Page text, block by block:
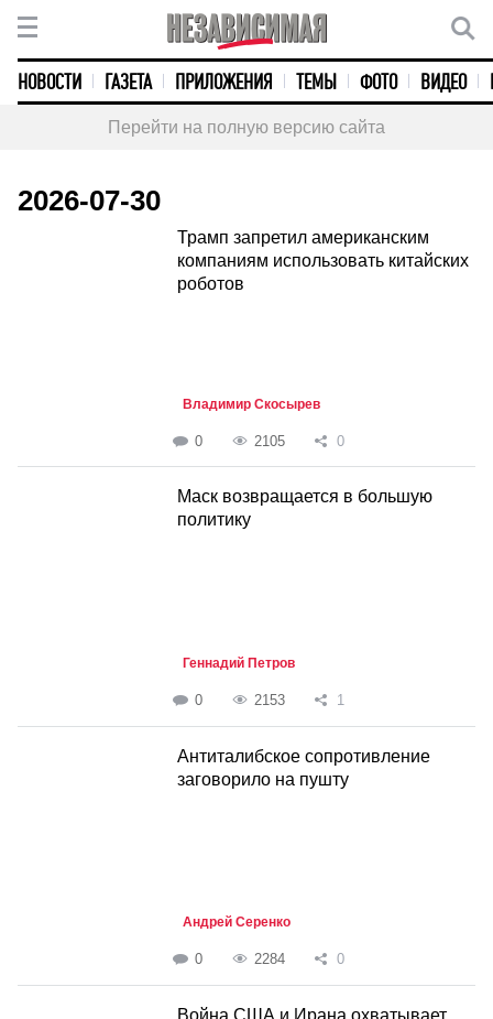
НОВОСТИ ГАЗЕТА ПРИЛОЖЕНИЯ ТЕМЫ ФОТО ВИДЕО
Перейти на полную версию сайта
2026-07-30
Трамп запретил американским
компаниям использовать китайских
роботов
Владимир Скосырев
0 2105 0
Маск возвращается в большую
политику
Геннадий Петров
0 2153 1
Антиталибское сопротивление
заговорило на пушту
Андрей Серенко
0 2284 0
Война США и Ирана охватывает